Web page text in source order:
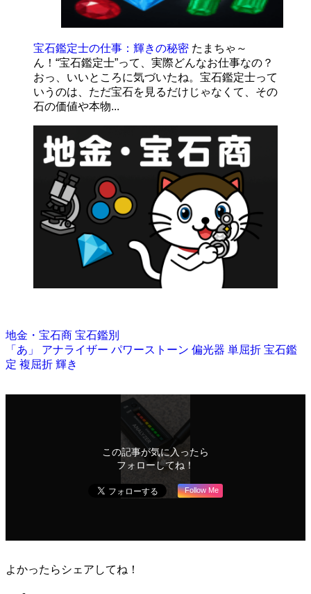
宝石鑑定士の仕事：輝きの秘密 たまちゃ～
ん！“宝石鑑定士”って、実際どんなお仕事なの？
おっ、いいところに気づいたね。宝石鑑定士って
いうのは、ただ宝石を見るだけじゃなくて、その
石の価値や本物...
定複屈折輝き